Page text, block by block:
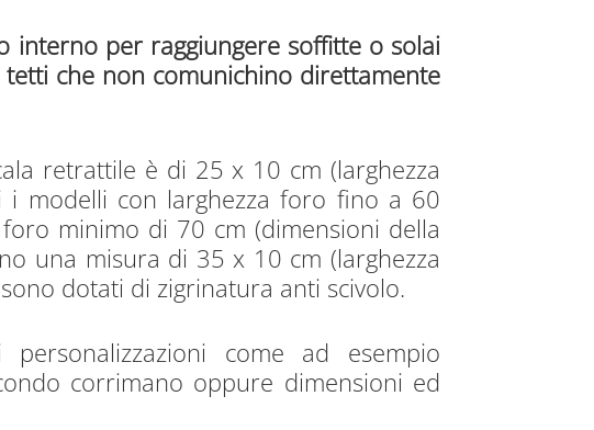
interno per raggiungere soffitte o solai
che non comunichino direttamente
retrattile è di 25 x 10 cm (larghezza
modelli con larghezza foro fino a 60
minimo di 70 cm (dimensioni della
una misura di 35 x 10 cm (larghezza
dotati di zigrinatura anti scivolo.
come ad esempio
corrimano oppure dimensioni ed